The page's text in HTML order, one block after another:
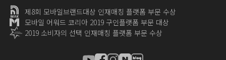
제8회 모바일브랜드대상 인재매칭 플랫폼 부문 수상
모바일 어워드 코리아 2019 구인플랫폼 부문 대상
2019 소비자의 선택 인재매칭 플랫폼 부문 수상